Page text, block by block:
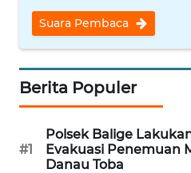
Suara Pembaca
Berita Populer
#1
Polsek Balige
Evakuasi Penemuan
Danau Toba
NTT
KEPRI
PAPUA